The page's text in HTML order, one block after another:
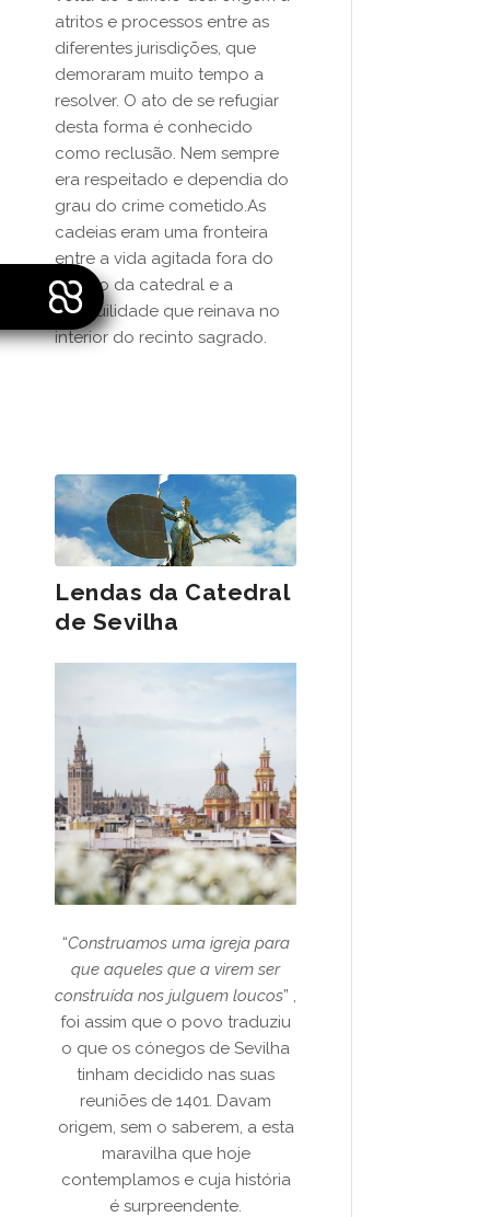
atritos e processos entre as
diferentes jurisdições, que
demoraram muito tempo a
resolver. O ato de se refugiar
desta forma é conhecido
como reclusão. Nem sempre
era respeitado e dependia do
grau do crime cometido.As
cadeias eram uma fronteira
entre a vida agitada fora do
recinto da catedral e a
tranquilidade que reinava no
interior do recinto sagrado.
Lendas da Catedral
de Sevilha
“Construamos uma igreja para
que aqueles que a virem ser
construída nos julguem loucos” ,
foi assim que o povo traduziu
o que os cónegos de Sevilha
tinham decidido nas suas
reuniões de 1401. Davam
origem, sem o saberem, a esta
maravilha que hoje
contemplamos e cuja história
é surpreendente.